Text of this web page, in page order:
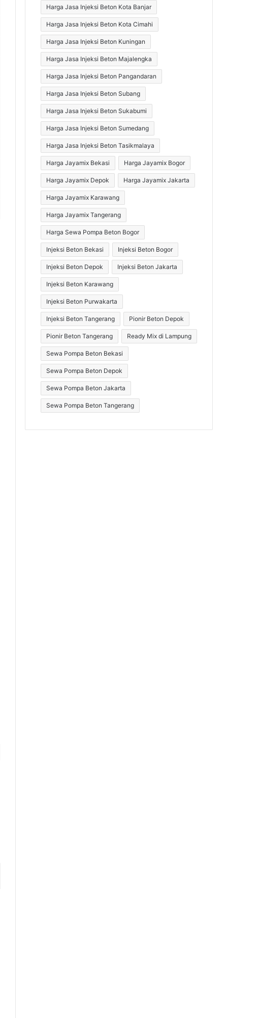
Harga Jasa Injeksi Beton Kota Banjar
Harga Jasa Injeksi Beton Kota Cimahi
Harga Jasa Injeksi Beton Kuningan
Harga Jasa Injeksi Beton Majalengka
Harga Jasa Injeksi Beton Pangandaran
Harga Jasa Injeksi Beton Subang
Harga Jasa Injeksi Beton Sukabumi
Harga Jasa Injeksi Beton Sumedang
Harga Jasa Injeksi Beton Tasikmalaya
Harga Jayamix Bekasi Harga Jayamix Bogor
Harga Jayamix Depok Harga Jayamix Jakarta
Harga Jayamix Karawang
Harga Jayamix Tangerang
Harga Sewa Pompa Beton Bogor
Injeksi Beton Bekasi Injeksi Beton Bogor
Injeksi Beton Depok Injeksi Beton Jakarta
Injeksi Beton Karawang
Injeksi Beton Purwakarta
Injeksi Beton Tangerang Pionir Beton Depok
Pionir Beton Tangerang Ready Mix di Lampung
Sewa Pompa Beton Bekasi
Sewa Pompa Beton Depok
Sewa Pompa Beton Jakarta
Sewa Pompa Beton Tangerang